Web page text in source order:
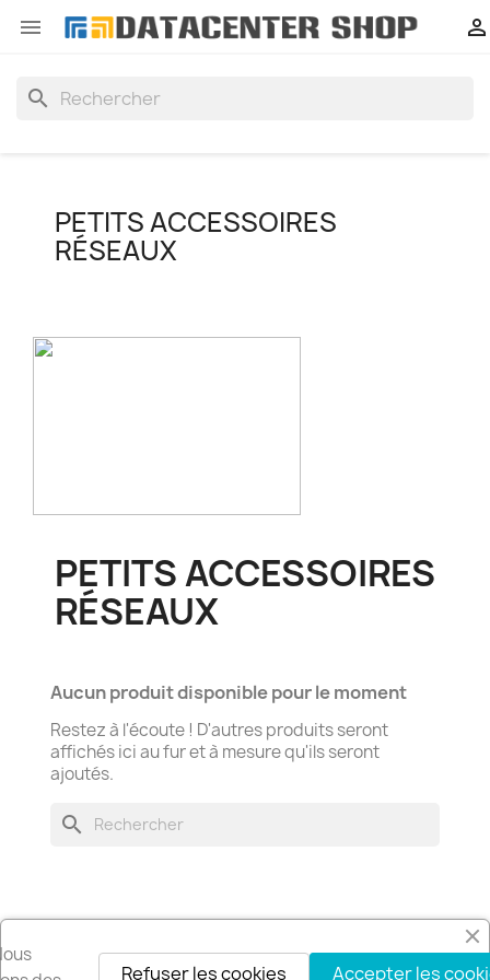
 
search
PETITS ACCESSOIRES
RÉSEAUX
PETITS ACCESSOIRES
RÉSEAUX
Aucun produit disponible pour le moment
Restez à l'écoute ! D'autres produits seront
affichés ici au fur et à mesure qu'ils seront
ajoutés.
search
Accepter les
Refuser les cookies